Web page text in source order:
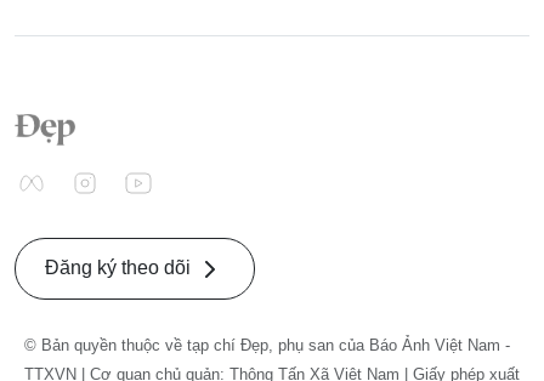
Đăng ký theo dõi
© Bản quyền thuộc về tạp chí Đẹp, phụ san của Báo Ảnh Việt Nam -
TTXVN | Cơ quan chủ quản: Thông Tấn Xã Việt Nam | Giấy phép xuất